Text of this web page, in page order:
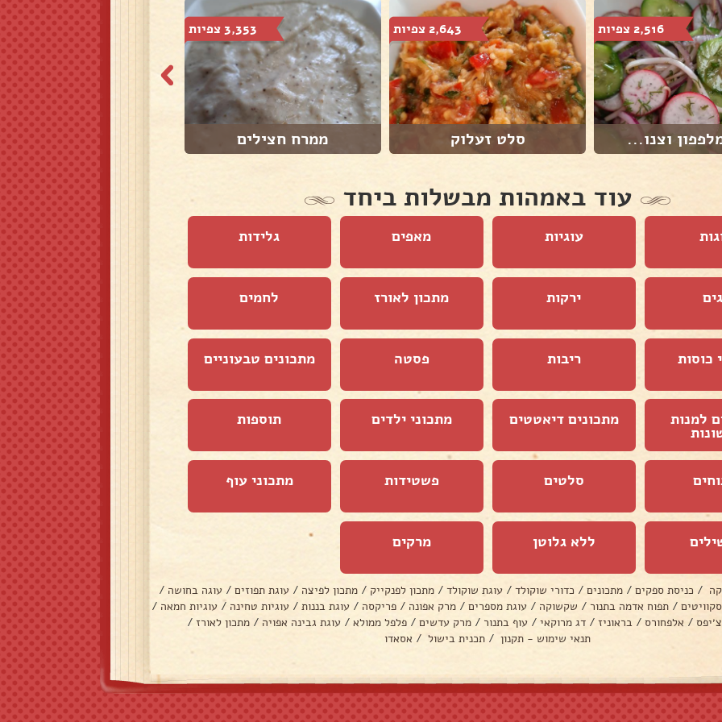
2,516 צפיות
וצנו...
2,643 צפיות
סלט זעלוק
3,353 צפיות
ממרח חצילים
עוד באמהות מבשלות ביחד
עוגיות מאפים גלידות
ירקות מתכון לאורז לחמים
כוסות ריבות פסטה מתכונים טבעוניים
למנות מתכונים דיאטטים מתכוני ילדים תוספות
סלטים פשטידות מתכוני עוף
ללא גלוטן מרקים
/ כניסת ספקים / מתכונים / כדורי שוקולד / עוגת שוקולד / מתכון לפנקייק / מתכון לפיצה / עוגת תפוזים / עוגה בחושה /
/ תפוח אדמה בתנור / שקשוקה / עוגת מספרים / מרק אפונה / פריקסה / עוגת בננות / עוגיות טחינה / עוגיות חמאה /
/ אלפחורס / בראוניז / דג מרוקאי / עוף בתנור / מרק עדשים / פלפל ממולא / עוגת גבינה אפויה / מתכון לאורז /
תנאי שימוש - תקנון / תכנית בישול / אסאדו